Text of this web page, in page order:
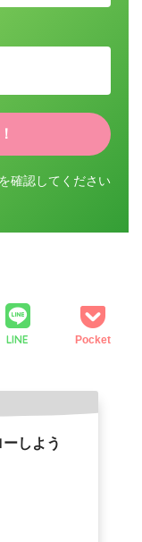
を確認してください
LINE Pocket
しよう